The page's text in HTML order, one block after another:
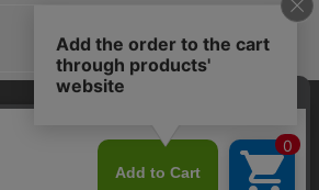
上およびコンテンツの最適な提供、トラフィ
を使用しています。サイトの閲覧を継続
に同意したものといたします。詳細について